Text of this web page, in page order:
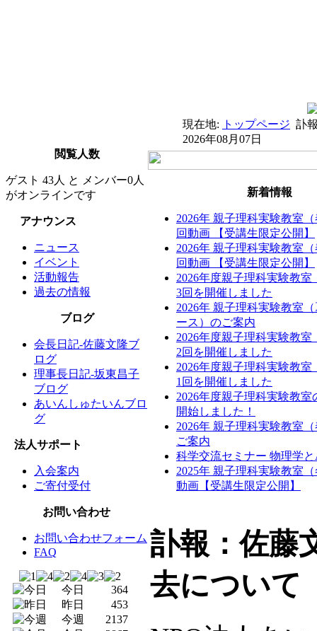
現在地: トップページ 訃
2026年08月07日
閲覧人数
ゲスト 43人 と メンバー0人
がオンラインです
アナウンス
ニュース
イベント
活動報告
過去の情報
ブログ
会長日記-佐藤文隆ブ
ログ
理事長日記-坂東昌子
ブログ
あいんしゅたいんブロ
グ
法人サポート
入会案内
ご寄付受付
お問い合わせ
お問い合わせフォーム
FAQ
今日
364
昨日
453
今週
2137
新着情報
2026年 親子理科実験教室
回動画 【受講生限定公開】
2026年 親子理科実験教室
回動画 【受講生限定公開】
2026年度親子理科実験教室
3回を開催しました
2026年 親子理科実験教室
ース）のご案内
2026年度親子理科実験教室
2回を開催しました
2026年度親子理科実験教室
1回を開催しました
2026年度親子理科実験教室
開始しました！
2026年 親子理科実験教室
ご案内
科学交流セミナー 物理学
2025年 親子理科実験教室
動画【受講生限定公開】
訃報：佐藤
去について